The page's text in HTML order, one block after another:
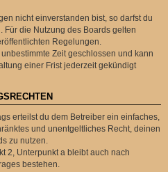
nicht einverstanden bist, so darfst du
Für die Nutzung des Boards gelten
Regelungen.
Zeit geschlossen und kann
einer Frist jederzeit gekündigt
erteilst du dem Betreiber ein einfaches,
und unentgeltliches Recht, deinen
zu nutzen.
2, Unterpunkt a bleibt auch nach
bestehen.